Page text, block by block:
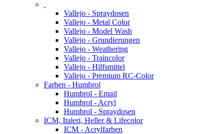
Vallejo - Spraydosen
Vallejo - Metal Color
Vallejo - Model Wash
Vallejo - Grundierungen
Vallejo - Weathering
Vallejo - Traincolor
Vallejo - Hilfsmittel
Vallejo - Premium RC-Color
Farben - Humbrol
Humbrol - Email
Humbrol - Acryl
Humbrol - Spraydosen
ICM, Italeri, Heller & Lifecolor
ICM - Acrylfarben